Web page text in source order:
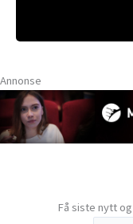
Annonse
Få siste nytt